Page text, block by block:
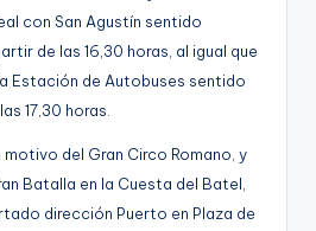
con San Agustín sentido
de las 16,30 horas, al igual que
Estación de Autobuses sentido
17,30 horas.
motivo del Gran Circo Romano, y
Batalla en la Cuesta del Batel,
dirección Puerto en Plaza de